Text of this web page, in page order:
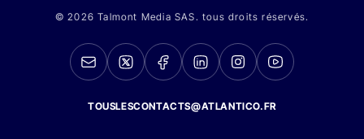
© 2026 Talmont Media SAS. tous droits réservés.
TOUSLESCONTACTS@ATLANTICO.FR